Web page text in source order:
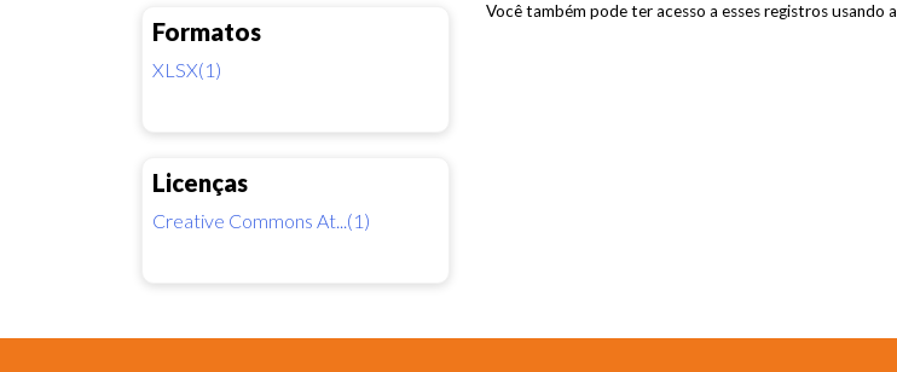
Formatos
XLSX(1)
Licenças
Creative Commons At...(1)
Você também pode ter acesso a esses registros usando a